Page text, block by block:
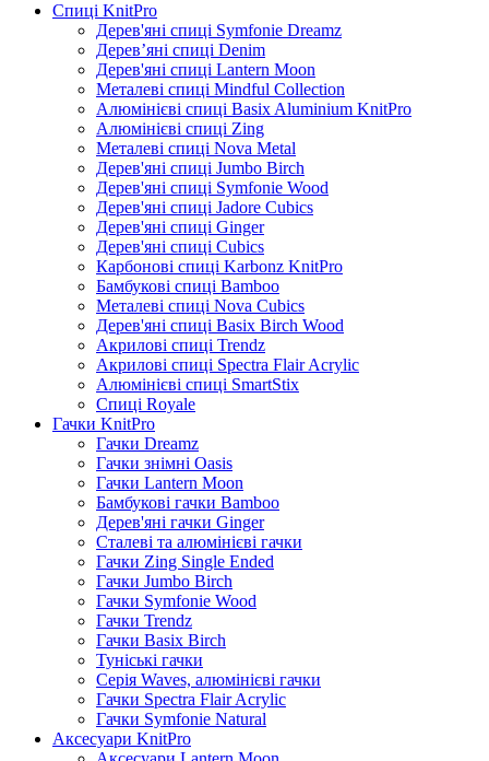
Спиці KnitPro
Дерев'яні спиці Symfonie Dreamz
Дерев’яні спиці Denim
Дерев'яні спиці Lantern Moon
Металеві спиці Mindful Collection
Алюмінієві спиці Basix Aluminium KnitPro
Алюмінієві спиці Zing
Металеві спиці Nova Metal
Дерев'яні спиці Jumbo Birch
Дерев'яні спиці Symfonie Wood
Дерев'яні спиці Jadore Cubics
Дерев'яні спиці Ginger
Дерев'яні спиці Cubics
Карбонові спиці Karbonz KnitPro
Бамбукові спиці Bamboo
Металеві спиці Nova Cubics
Дерев'яні спиці Basix Birch Wood
Акрилові спиці Trendz
Акрилові спиці Spectra Flair Acrylic
Алюмінієві спиці SmartStix
Спиці Royale
Гачки KnitPro
Гачки Dreamz
Гачки знімні Oasis
Гачки Lantern Moon
Бамбукові гачки Bamboo
Дерев'яні гачки Ginger
Сталеві та алюмінієві гачки
Гачки Zing Single Ended
Гачки Jumbo Birch
Гачки Symfonie Wood
Гачки Trendz
Гачки Basix Birch
Туніські гачки
Серія Waves, алюмінієві гачки
Гачки Spectra Flair Acrylic
Гачки Symfonie Natural
Аксесуари KnitPro